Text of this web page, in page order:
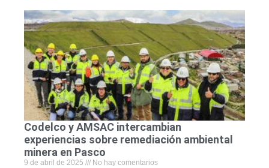
Codelco y AMSAC intercambian
experiencias sobre remediación ambiental
minera en Pasco
9 de abril de 2025
No hay comentarios